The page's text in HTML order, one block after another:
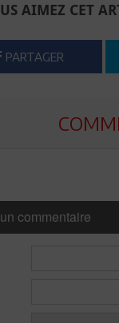
AIMEZ CET
PARTAGER
commentaire